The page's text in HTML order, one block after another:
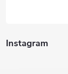
Instagram